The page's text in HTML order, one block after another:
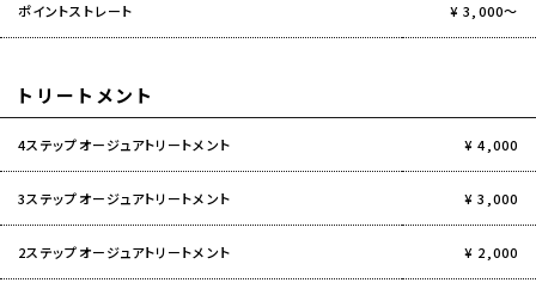
ポイントストレート ¥ 3,000～
トリートメント
4ステップオージュアトリートメント ¥ 4,000
3ステップオージュアトリートメント ¥ 3,000
2ステップオージュアトリートメント ¥ 2,000